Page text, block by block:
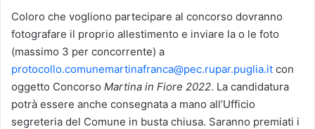
Coloro che vogliono partecipare al concorso dovranno
fotografare il proprio allestimento e inviare la o le foto
(massimo 3 per concorrente) a
protocollo.comunemartinafranca@pec.rupar.puglia.it con
oggetto Concorso Martina in Fiore 2022. La candidatura
potrà essere anche consegnata a mano all’Ufficio
segreteria del Comune in busta chiusa. Saranno premiati i